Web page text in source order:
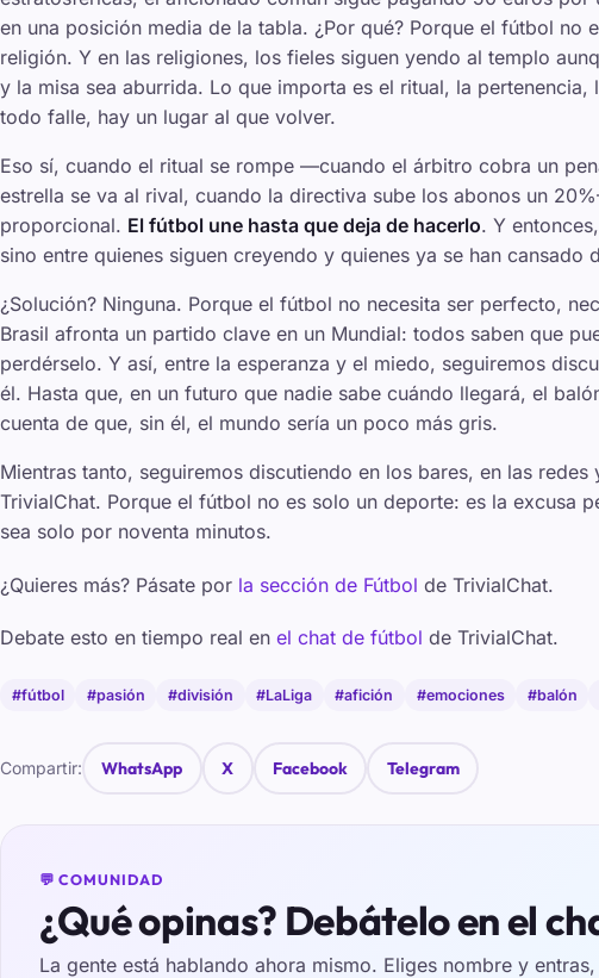
en una posición media de la tabla. ¿Por qué? Porque el fútbol no
religión. Y en las religiones, los fieles siguen yendo al templo
y la misa sea aburrida. Lo que importa es el ritual, la pertenencia,
todo falle, hay un lugar al que volver.
Eso sí, cuando el ritual se rompe —cuando el árbitro cobra un
estrella se va al rival, cuando la directiva sube los abonos un
proporcional. El fútbol une hasta que deja de hacerlo. Y
sino entre quienes siguen creyendo y quienes ya se han cansado
¿Solución? Ninguna. Porque el fútbol no necesita ser perfecto,
Brasil afronta un partido clave en un Mundial: todos saben que
perdérselo. Y así, entre la esperanza y el miedo, seguiremos
él. Hasta que, en un futuro que nadie sabe cuándo llegará, el
cuenta de que, sin él, el mundo sería un poco más gris.
Mientras tanto, seguiremos discutiendo en los bares, en las redes
TrivialChat. Porque el fútbol no es solo un deporte: es la excusa
sea solo por noventa minutos.
¿Quieres más? Pásate por la sección de Fútbol de TrivialChat.
Debate esto en tiempo real en el chat de fútbol de TrivialChat.
#fútbol #pasión #división #LaLiga #afición #emociones #balón
Compartir: WhatsApp X Facebook Telegram
💬 COMUNIDAD
¿Qué opinas? Debátelo en el
La gente está hablando ahora mismo. Eliges nombre y